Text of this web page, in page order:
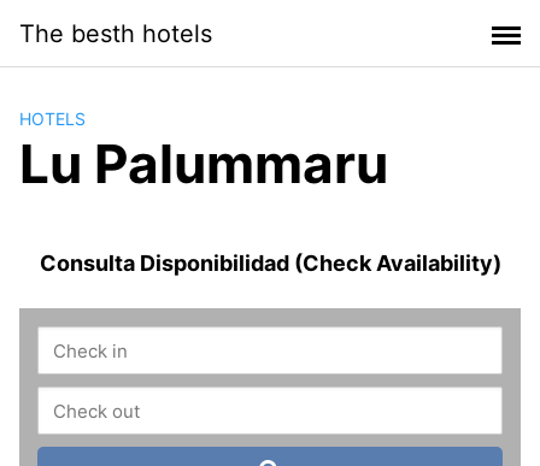
contenido
The besth hotels
HOTELS
Lu Palummaru
Consulta Disponibilidad (Check Availability)